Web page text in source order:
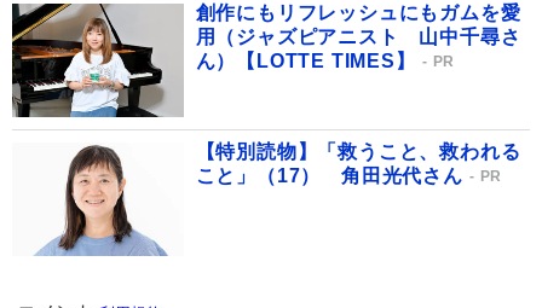
創作にもリフレッシュにもガムを愛
用（ジャズピアニスト 山中千尋さ
ん）【LOTTE TIMES】
PR
【特別読物】「救うこと、救われる
こと」（17） 角田光代さん
PR